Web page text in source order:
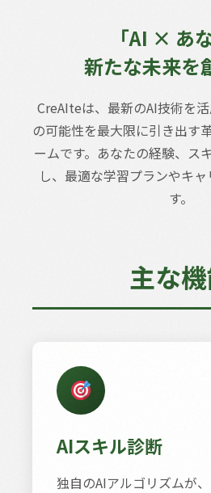
「AI × あ
新たな未来を
CreAIteは、最新のAI技術を
の可能性を最大限に引き出す
ームです。あなたの経験、ス
し、最適な学習プランやキ
す。
主な
AIスキル診断
独自のAIアルゴリズムが